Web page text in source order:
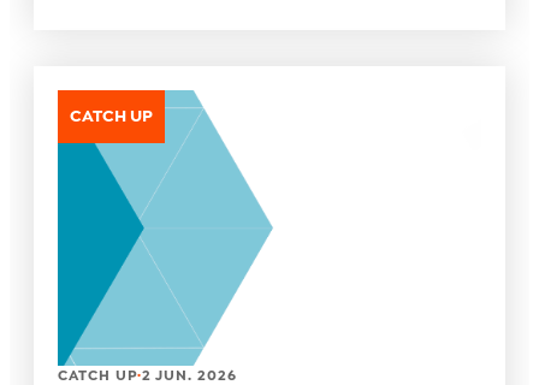
CATCH UP
CATCH UP.2 JUN. 2026